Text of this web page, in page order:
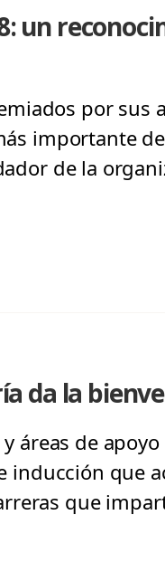
un
por sus
importante
de la
da la
áreas de
inducción que
que